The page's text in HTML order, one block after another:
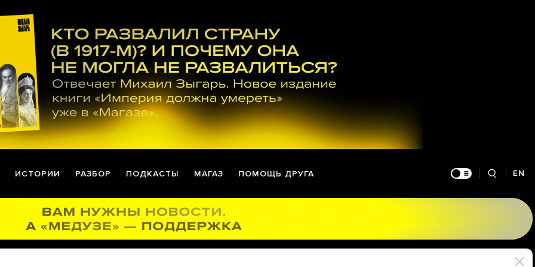
ИСТОРИИ РАЗБОР ПОДКАСТЫ МАГАЗ ПОМОЩЬ ДРУГА EN